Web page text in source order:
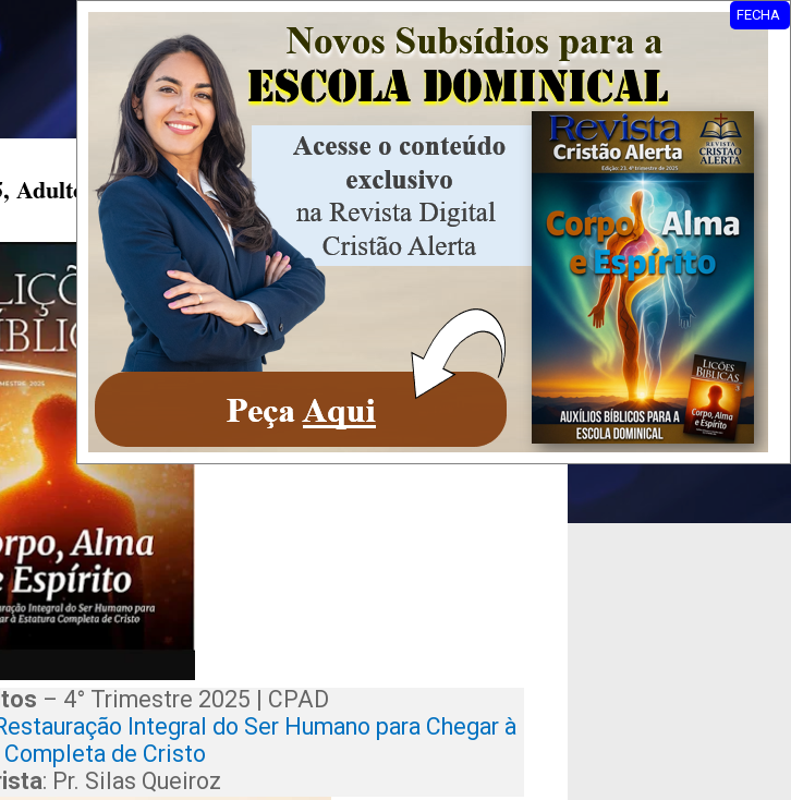
o conteúdo principal
Adultos
– 4° Trimestre 2025 | CPAD
Integral do Ser Humano para Chegar à
Completa de Cristo
: Pr. Silas Queiroz
FECHA